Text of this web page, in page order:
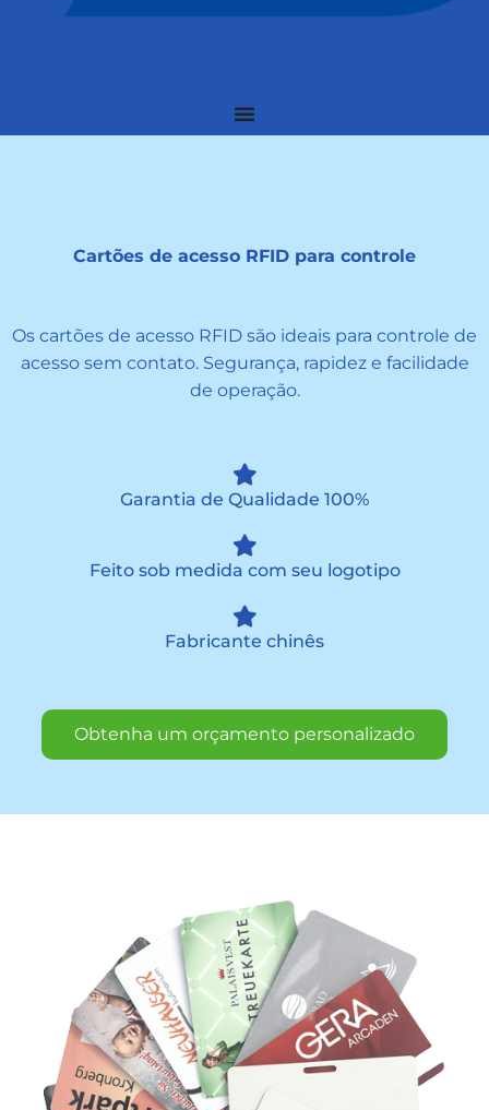
Cartões de acesso RFID para controle
Os cartões de acesso RFID são ideais para controle de
acesso sem contato. Segurança, rapidez e facilidade
de operação.
Garantia de Qualidade 100%
Feito sob medida com seu logotipo
Fabricante chinês
Obtenha um orçamento personalizado